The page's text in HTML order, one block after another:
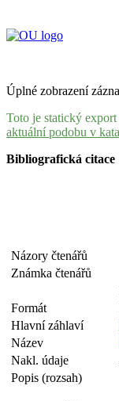
Úplné zobrazení
Toto je statický
aktuální podobu v
Bibliografická citace
Názory čtenářů
Známka čtenářů
Formát
Hlavní záhlaví
Název
Nakl. údaje
Popis (rozsah)